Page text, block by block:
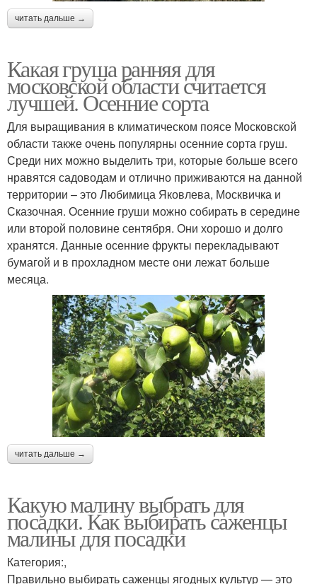
читать дальше →
Какая груша ранняя для
московской области считается
лучшей. Осенние сорта
Для выращивания в климатическом поясе Московской
области также очень популярны осенние сорта груш.
Среди них можно выделить три, которые больше всего
нравятся садоводам и отлично приживаются на данной
территории – это Любимица Яковлева, Москвичка и
Сказочная. Осенние груши можно собирать в середине
или второй половине сентября. Они хорошо и долго
хранятся. Данные осенние фрукты перекладывают
бумагой и в прохладном месте они лежат больше
месяца.
читать дальше →
Какую малину выбрать для
посадки. Как выбирать саженцы
малины для посадки
Категория:,
Правильно выбирать саженцы ягодных культур — это